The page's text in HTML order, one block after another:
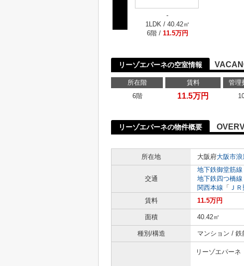
-
1LDK / 40.42㎡
6階 / 11.5万円
リーゾエパーネの空室情報
所在階 賃料 管理
6階
11.5万円
リーゾエパーネの物件概要
所在地
大阪府大阪市浪
交通
地下鉄御堂筋線
地下鉄四つ橋線
関西本線 「 Ｊ
賃料
11.5万円
面積 40.42㎡
種別/構造 マンション / 鉄
リーゾエパーネ